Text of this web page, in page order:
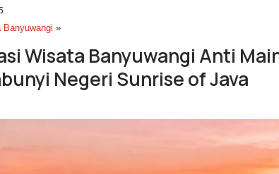
Banyuwangi »
Wisata Banyuwangi Anti
Negeri Sunrise of Java